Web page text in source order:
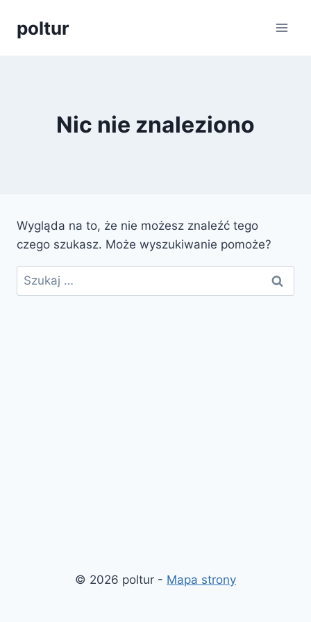
poltur
Nic nie znaleziono
Wygląda na to, że nie możesz znaleźć tego
czego szukasz. Może wyszukiwanie pomoże?
Szukaj:
© 2026 poltur - Mapa strony